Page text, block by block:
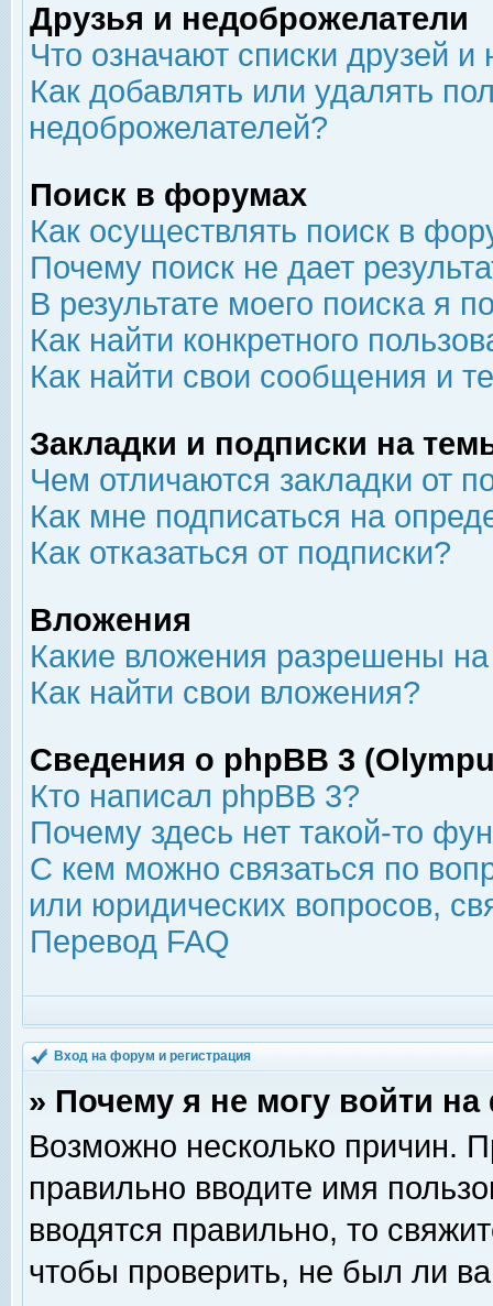
Друзья и недоброжелатели
Что означают списки друзей
Как добавлять или удалять
недоброжелателей?
Поиск в форумах
Как осуществлять поиск в
Почему поиск не дает
В результате моего поиска я
Как найти конкретного
Как найти свои сообщения и
Закладки и подписки на
Чем отличаются закладки от
Как мне подписаться на
Как отказаться от подписки?
Вложения
Какие вложения разрешены
Как найти свои вложения?
Сведения о phpBB 3
Кто написал phpBB 3?
Почему здесь нет такой-то
С кем можно связаться по
или юридических вопросов,
Перевод FAQ
Вход на форум и регистрация
» Почему я не могу войти
Возможно несколько причин.
правильно вводите имя
вводятся правильно, то
чтобы проверить, не был ли